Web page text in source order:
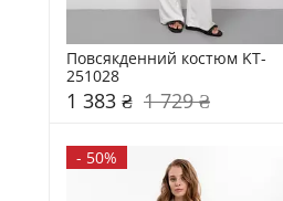
Повсякденний костюм KT-
251028
1 383 ₴ 1 729 ₴
- 50%